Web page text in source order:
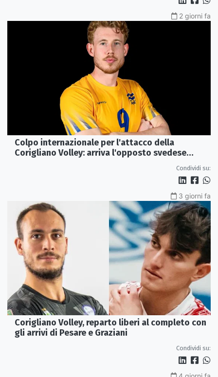
2 giorni fa
Colpo internazionale per l'attacco della
Corigliano Volley: arriva l'opposto svedese
Condividi su:
3 giorni fa
Corigliano Volley, reparto liberi al completo con
gli arrivi di Pesare e Graziani
Condividi su: